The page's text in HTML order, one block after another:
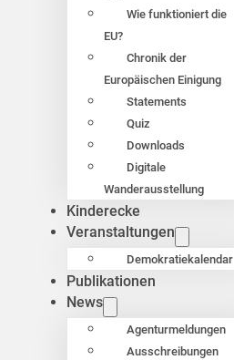
Wie funktioniert die
EU?
Chronik der
Europäischen Einigung
Statements
Quiz
Downloads
Digitale
Wanderausstellung
Kinderecke
Veranstaltungen
Demokratiekalendar
Publikationen
News
Agenturmeldungen
Ausschreibungen